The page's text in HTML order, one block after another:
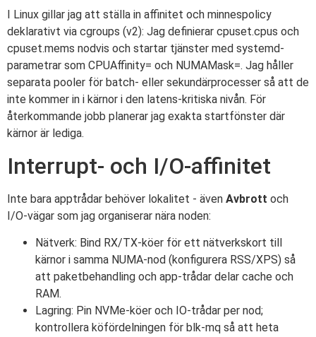
I Linux gillar jag att ställa in affinitet och minnespolicy
deklarativt via cgroups (v2): Jag definierar cpuset.cpus och
cpuset.mems nodvis och startar tjänster med systemd-
parametrar som CPUAffinity= och NUMAMask=. Jag håller
separata pooler för batch- eller sekundärprocesser så att de
inte kommer in i kärnor i den latens-kritiska nivån. För
återkommande jobb planerar jag exakta startfönster där
kärnor är lediga.
Interrupt- och I/O-affinitet
Inte bara apptrådar behöver lokalitet - även Avbrott och
I/O-vägar som jag organiserar nära noden:
Nätverk: Bind RX/TX-köer för ett nätverkskort till
kärnor i samma NUMA-nod (konfigurera RSS/XPS) så
att paketbehandling och app-trådar delar cache och
RAM.
Lagring: Pin NVMe-köer och IO-trådar per nod;
kontrollera köfördelningen för blk-mq så att heta